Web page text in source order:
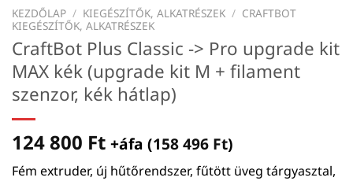
KEZDŐLAP / KIEGÉSZÍTŐK, ALKATRÉSZEK / CRAFTBOT
KIEGÉSZÍTŐK, ALKATRÉSZEK
CraftBot Plus Classic -> Pro upgrade kit
MAX kék (upgrade kit M + filament
szenzor, kék hátlap)
124 800 Ft +áfa (158 496 Ft)
Fém extruder, új hűtőrendszer, fűtött üveg tárgyasztal,